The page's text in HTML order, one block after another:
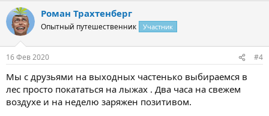
к
ц
и
Роман Трахтенберг
Опытный путешественник Участник
16 Фев 2020 #4
Мы с друзьями на выходных частенько выбираемся в
лес просто покататься на лыжах . Два часа на свежем
воздухе и на неделю заряжен позитивом.